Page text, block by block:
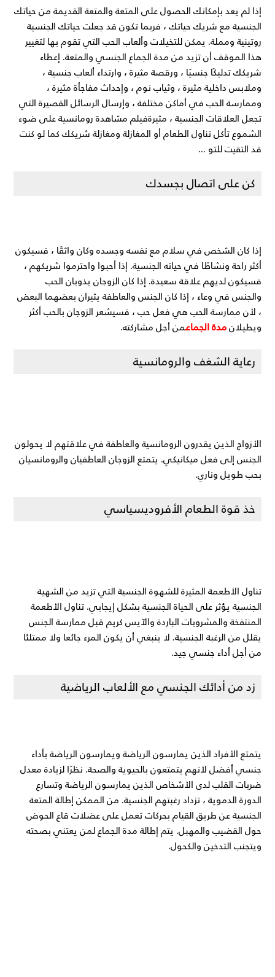
إذا لم يعد بإمكانك الحصول على المتعة والمتعة القديمة من حياتك
الجنسية مع شريك حياتك ، فربما تكون قد جعلت حياتك الجنسية
روتينية ومملة. يمكن للتخيلات وألعاب الحب التي تقوم بها لتغيير
هذا الموقف أن تزيد من مدة الجماع الجنسي والمتعة. إعطاء
شريكك تدليكًا جنسيًا ، ورقصة مثيرة ، وارتداء ألعاب جنسية ،
وملابس داخلية مثيرة ، وثياب نوم ، وإحداث مفاجأة مثيرة ،
وممارسة الحب في أماكن مختلفة ، وإرسال الرسائل القصيرة التي
تجعل العلاقات الجنسية ، مثيرةفيلم مشاهدة رومانسية على ضوء
الشموع تأكل تناول الطعام أو المغازلة ومغازلة شريكك كما لو كنت
قد التقيت للتو ...
كن على اتصال بجسدك
إذا كان الشخص في سلام مع نفسه وجسده وكان واثقًا ، فسيكون
أكثر راحة ونشاطًا في حياته الجنسية. إذا أحبوا واحترموا شريكهم ،
فسيكون لديهم علاقة سعيدة. إذا كان الزوجان يذوبان الحب
والجنس في وعاء ، إذا كان الجنس والعاطفة يثيران بعضهما البعض
، لأن ممارسة الحب هي فعل حب ، فسيشعر الزوجان بالحب أكثر
ويطيلانمدة الجماعمن أجل مشاركته.
رعاية الشغف والرومانسية
الأزواج الذين يقدرون الرومانسية والعاطفة في علاقتهم لا يحولون
الجنس إلى فعل ميكانيكي. يتمتع الزوجان العاطفيان والرومانسيان
بحب طويل وناري.
خذ قوة الطعام الأفروديسياسي
تناول الأطعمة المثيرة للشهوة الجنسية التي تزيد من الشهية
الجنسية يؤثر على الحياة الجنسية بشكل إيجابي. تناول الأطعمة
المنتفخة والمشروبات الباردة والآيس كريم قبل ممارسة الجنس
يقلل من الرغبة الجنسية. لا ينبغي أن يكون المرء جائعا ولا ممتلئا
من أجل أداء جنسي جيد.
زد من أدائك الجنسي مع الألعاب الرياضية
يتمتع الأفراد الذين يمارسون الرياضة ويمارسون الرياضة بأداء
جنسي أفضل لأنهم يتمتعون بالحيوية والصحة. نظرًا لزيادة معدل
ضربات القلب لدى الأشخاص الذين يمارسون الرياضة وتسارع
الدورة الدموية ، تزداد رغبتهم الجنسية. من الممكن إطالة المتعة
الجنسية عن طريق القيام بحركات تعمل على عضلات قاع الحوض
حول القضيب والمهبل. يتم إطالة مدة الجماع لمن يعتني بصحته
ويتجنب التدخين والكحول.